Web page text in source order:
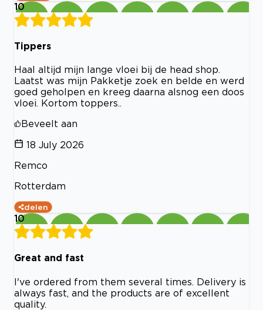
10
Tippers
Haal altijd mijn lange vloei bij de head shop.
Laatst was mijn Pakketje zoek en belde en werd
goed geholpen en kreeg daarna alsnog een doos
vloei. Kortom toppers..
Beveelt aan
18 July 2026
Remco
Rotterdam
delen
10
Great and fast
I've ordered from them several times. Delivery is
always fast, and the products are of excellent
quality.